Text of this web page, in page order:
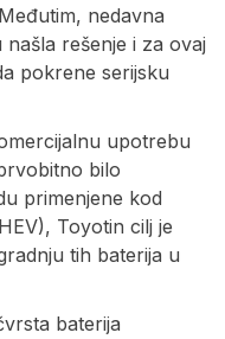
nedavna
rešenje i za ovaj
pokrene serijsku
upotrebu
bilo
primenjene kod
Toyotin cilj je
tih baterija u
baterija